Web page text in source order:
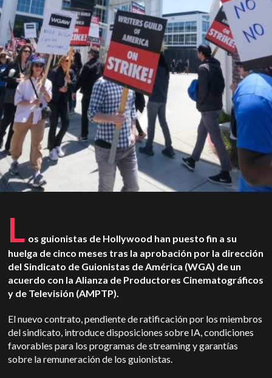
L os guionistas de Hollywood han puesto fin a su
huelga de cinco meses tras la aprobación por la dirección
del Sindicato de Guionistas de América (WGA) de un
acuerdo con la Alianza de Productores Cinematográficos
y de Televisión (AMPTP).
El nuevo contrato, pendiente de ratificación por los miembros
del sindicato, introduce disposiciones sobre IA, condiciones
favorables para los programas de streaming y garantías
sobre la remuneración de los guionistas.